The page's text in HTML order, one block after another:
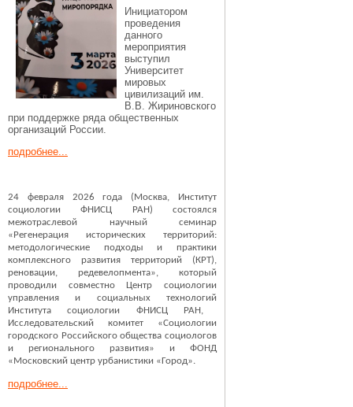
Инициатором
проведения
данного
мероприятия
выступил
Университет
мировых
цивилизаций им.
В.В. Жириновского
при поддержке ряда общественных
организаций России.
подробнее...
24 февраля 2026 года (Москва, Институт
социологии ФНИСЦ РАН) состоялся
межотраслевой научный семинар
«Регенерация исторических территорий:
методологические подходы и практики
комплексного развития территорий (КРТ),
реновации, редевелопмента», который
проводили совместно Центр социологии
управления и социальных технологий
Института социологии ФНИСЦ РАН,
Исследовательский комитет «Социологии
городского Российского общества социологов
и регионального развития» и ФОНД
«Московский центр урбанистики «Город».
подробнее...